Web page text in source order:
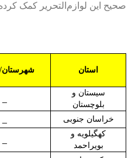
صحیح این لوازم‌التحریر کمک
استان
سیستان و
بلوچستان
خراسان جنوبی
کهگیلویه و
بویراحمد